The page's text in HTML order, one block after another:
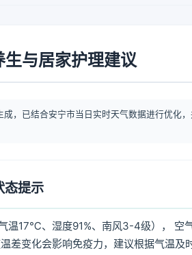
与居家护理建议
，已结合安宁市当日实时天气数据进行优化
态提示
温17℃、湿度91%、南风3-4级）， 空
差变化会影响免疫力，建议根据气温及